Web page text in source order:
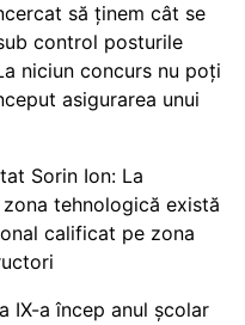
să ținem cât se
control posturile
niciun concurs nu poți
asigurarea unui
Sorin Ion: La
tehnologică există
calificat pe zona
IX-a încep anul școlar